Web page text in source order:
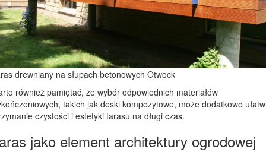
drewniany na słupach betonowych Otwock
również pamiętać, że wybór odpowiednich materiałów
takich jak deski kompozytowe, może dodatkowo
czystości i estetyki tarasu na długi czas.
jako element architektury ogrodowej